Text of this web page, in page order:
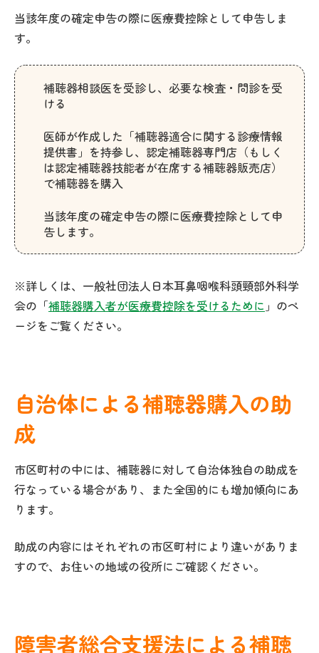
当該年度の確定申告の際に医療費控除として申告しま
す。
補聴器相談医を受診し、必要な検査・問診を受
ける
医師が作成した「補聴器適合に関する診療情報
提供書」を持参し、認定補聴器専門店（もしく
は認定補聴器技能者が在席する補聴器販売店）
で補聴器を購入
当該年度の確定申告の際に医療費控除として申
告します。
※詳しくは、一般社団法人日本耳鼻咽喉科頭頸部外科学
会の「補聴器購入者が医療費控除を受けるために 」のペ
ージをご覧ください。
自治体による補聴器購入の助
成
市区町村の中には、補聴器に対して自治体独自の助成を
行なっている場合があり、また全国的にも増加傾向にあ
ります。
助成の内容にはそれぞれの市区町村により違いがありま
すので、お住いの地域の役所にご確認ください。
障害者総合支援法による補聴